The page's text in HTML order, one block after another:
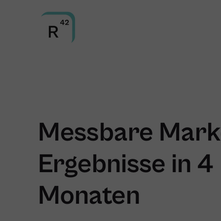
Messbare
Ergebnisse in 4
Monaten